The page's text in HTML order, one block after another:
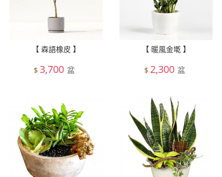
【 森語橡皮 】
$ 3,700 盆
【 暖風金墘 】
$ 2,300 盆